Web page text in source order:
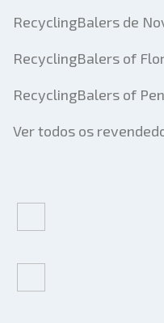
RecyclingBalers de
RecyclingBalers of
RecyclingBalers of
Ver todos os